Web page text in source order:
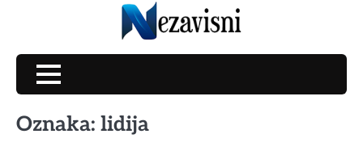
Oznaka: lidija